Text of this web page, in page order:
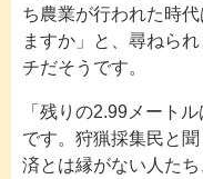
ち農業が行われた時
ますか」と、尋ねら
チだそうです。
「残りの2.99メート
です。狩猟採集民と
済とは縁がない人た